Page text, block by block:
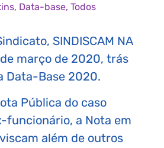
, Data-base, Todos
SINDISCAM NA
março de 2020, trás
Data-Base 2020.
Pública do caso
funcionário, a Nota em
além de outros